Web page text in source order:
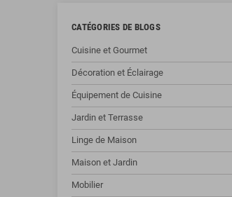
CATÉGORIES DE BLOGS
Cuisine et Gourmet
Décoration et Éclairage
Équipement de Cuisine
Jardin et Terrasse
Linge de Maison
Maison et Jardin
Mobilier